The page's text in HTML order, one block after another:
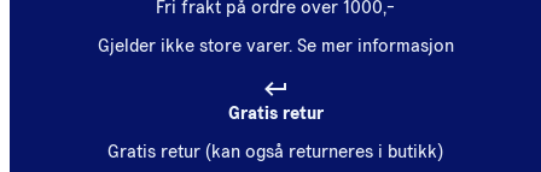
Fri frakt på ordre over 1000,-
Gjelder ikke store varer. Se mer informasjon
Gratis retur
Gratis retur (kan også returneres i butikk)